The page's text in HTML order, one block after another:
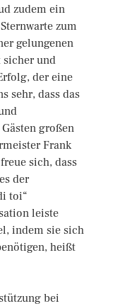
zudem ein
zum
gelungenen
sicher und
der eine
sehr, dass das
großen
Frank
sich, dass
der
toi“
leiste
indem sie sich
heißt
bei